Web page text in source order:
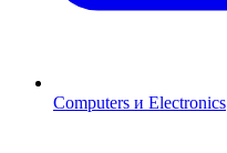
Computers и Electronics